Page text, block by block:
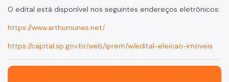
O edital está disponível nos seguintes endereços eletrônicos:
https://www.arthurnunes.net/
https://capital.sp.gov.br/web/iprem/w/edital-eleicao-imoveis
São Paulo, cidade inteligente, resiliente e sustentável